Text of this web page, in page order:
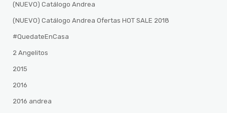
(NUEVO) Catálogo Andrea
(NUEVO) Catálogo Andrea Ofertas HOT SALE 2018
#QuedateEnCasa
2 Angelitos
2015
2016
2016 andrea